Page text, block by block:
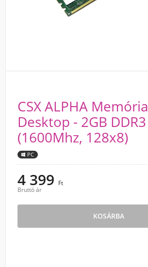
CSX ALPHA Memória
Desktop - 2GB DDR3
(1600Mhz, 128x8)
PC
4 399 Ft
Bruttó ár
KOSÁRBA